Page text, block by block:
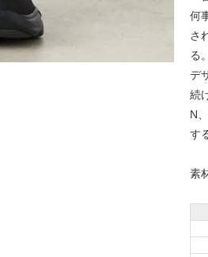
何
さ
る。
デ
続
N
す
素